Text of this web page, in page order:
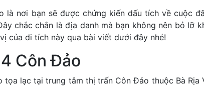
là nơi bạn sẽ được chứng kiến dấu tích về cuộc
chắc chắn là địa danh mà bạn không nên bỏ lỡ
của di tích này qua bài viết dưới đây nhé!
Côn Đảo
tọa lạc tại trung tâm thị trấn Côn Đảo thuộc Bà Rịa